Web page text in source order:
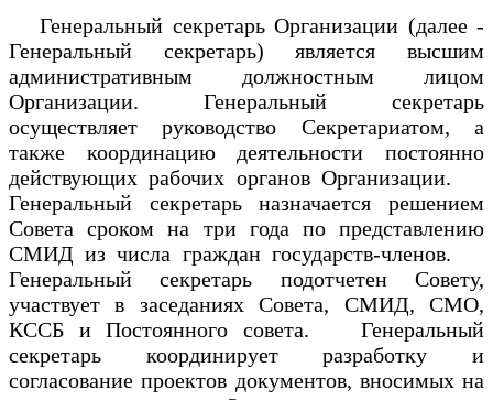
Генеральный секретарь Организации (далее -
Генеральный секретарь) является высшим
административным должностным лицом
Организации. Генеральный секретарь
осуществляет руководство Секретариатом, а
также координацию деятельности постоянно
действующих рабочих органов Организации.
Генеральный секретарь назначается решением
Совета сроком на три года по представлению
СМИД из числа граждан государств-членов.
Генеральный секретарь подотчетен Совету,
участвует в заседаниях Совета, СМИД, СМО,
КССБ и Постоянного совета. Генеральный
секретарь координирует разработку и
согласование проектов документов, вносимых на